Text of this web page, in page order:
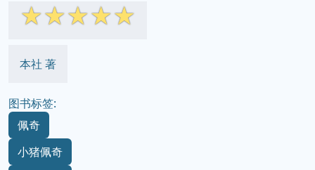
☆☆☆☆☆
本社 著
图书标签:
佩奇
小猪佩奇